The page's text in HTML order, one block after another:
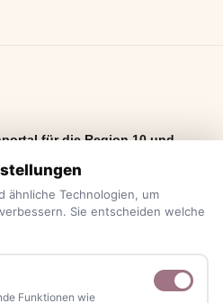
für die Region 10 und
Service und Freizeittipps
Landkreisen.
von Alltagstipps bis
immer aus Ihrer Nähe.
Fotos oder Videos, oder
erzählt werden sollte?
ähnliche Technologien, um
Sie entscheiden welche
Funktionen wie